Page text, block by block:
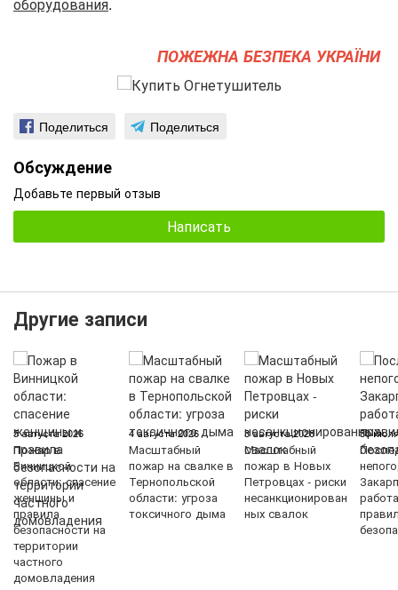
ПОЖЕЖНА БЕЗПЕКА УКРАЇНИ
Поделиться Поделиться
Обсуждение
Добавьте первый отзыв
Написать
Другие записи
5 августа 2026
Пожар в
Винницкой
области: спасение
женщины и
правила
безопасности на
территории
частного
домовладения
4 августа 2026
Масштабный
пожар на свалке в
Тернопольской
области: угроза
токсичного дыма
3 августа 2026
Масштабный
пожар в Новых
Петровцах - риски
несанкционирован
ных свалок
30